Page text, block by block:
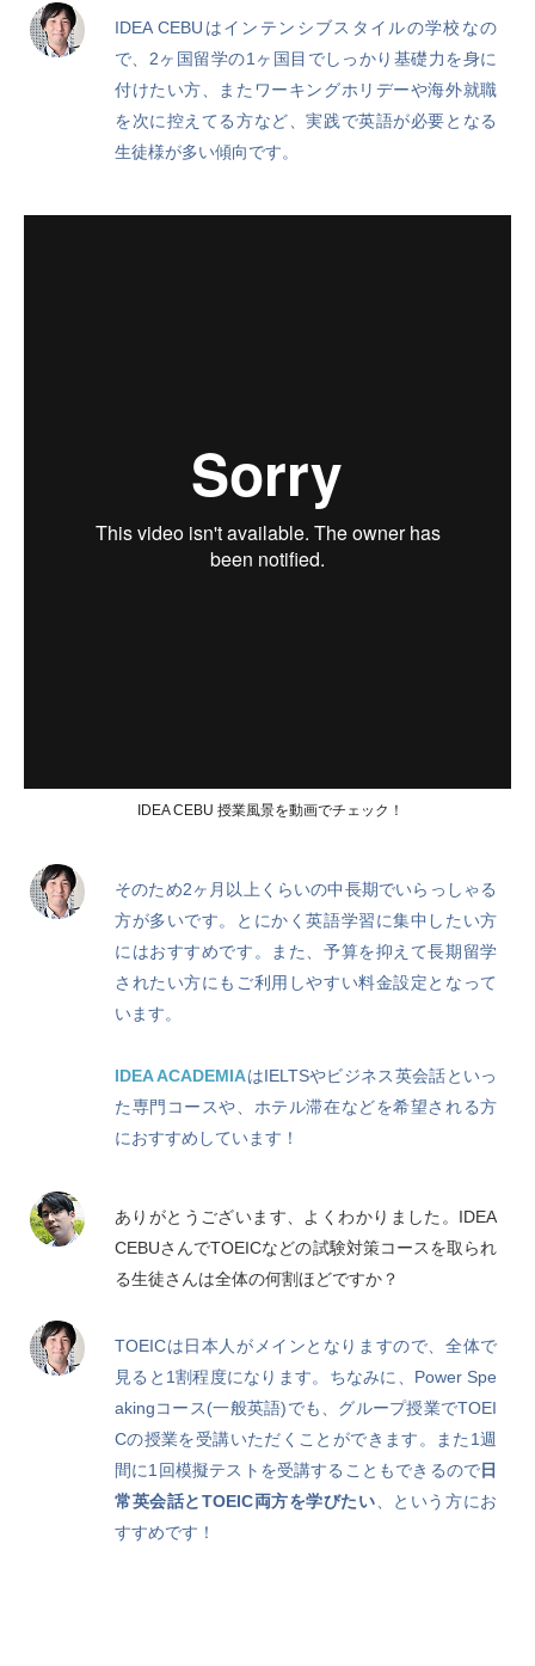
IDEA CEBUはインテンシブスタイルの学校なの
で、2ヶ国留学の1ヶ国目でしっかり基礎力を身に
付けたい方、またワーキングホリデーや海外就職
を次に控えてる方など、実践で英語が必要となる
生徒様が多い傾向です。
IDEA CEBU 授業風景を動画でチェック！
そのため2ヶ月以上くらいの中長期でいらっしゃる
方が多いです。とにかく英語学習に集中したい方
にはおすすめです。また、予算を抑えて長期留学
されたい方にもご利用しやすい料金設定となって
います。
IDEA ACADEMIAはIELTSやビジネス英会話といっ
た専門コースや、ホテル滞在などを希望される方
におすすめしています！
ありがとうございます、よくわかりました。IDEA
CEBUさんでTOEICなどの試験対策コースを取られ
る生徒さんは全体の何割ほどですか？
TOEICは日本人がメインとなりますので、全体で
見ると1割程度になります。ちなみに、Power Spe
akingコース(一般英語)でも、グループ授業でTOEI
Cの授業を受講いただくことができます。また1週
間に1回模擬テストを受講することもできるので日
常英会話とTOEIC両方を学びたい 、という方にお
すすめです！